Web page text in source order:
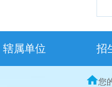
辖属单位 招
您